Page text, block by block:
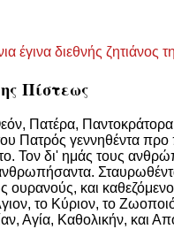
έγινα διεθνής
Πίστεως
Πατέρα,
Πατρός γεννηθέντα
Τον δι' ημάς τους
ουρανούς, και
το Κύριον, το
Αγία, Καθολικήν, και